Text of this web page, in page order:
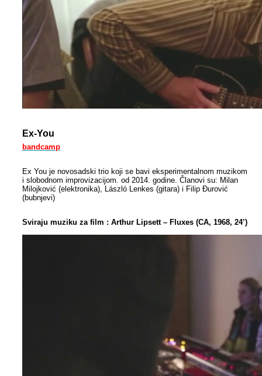
Ex-You
bandcamp
Ex You je novosadski trio koji se bavi eksperimentalnom muzikom
i slobodnom improvizacijom. od 2014. godine. Članovi su: Milan
Milojković (elektronika), László Lenkes (gitara) i Filip Đurović
(bubnjevi)
Sviraju muziku za film : Arthur Lipsett – Fluxes (CA, 1968, 24’)